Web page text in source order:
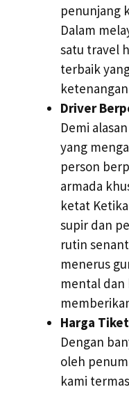
penunjang
Dalam
satu travel
terbaik
Driver
Demi
yang
person
armada
ketat
supir dan
rutin
menerus
mental dan
Harga
Dengan
oleh
kami